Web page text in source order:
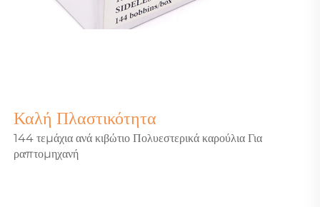
Καλή Πλαστικότητα
144 τεμάχια ανά κιβώτιο Πολυεστερικά καρούλια Για
ραπτομηχανή